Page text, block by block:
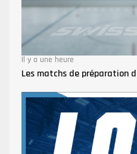
Il y a une heure
Les matchs de préparation